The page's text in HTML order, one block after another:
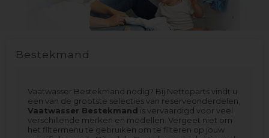
Bestekmand
Vaatwasser Bestekmand nodig? Bij Nettoparts vindt u
een van de grootste selecties van reserveonderdelen;
Vaatwasser Bestekmand is vervaardigd voor veel
verschillende merken en modellen. Vergeet niet om
het filtermenu te gebruiken om te filteren op jouw